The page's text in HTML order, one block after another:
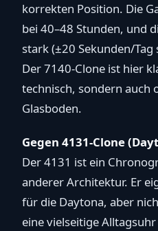
korrekten Position. Die
bei 40–48 Stunden, und
stark (±20 Sekunden/
Der 7140-Clone ist hier
technisch, sondern auch
Glasboden.
Gegen 4131-Clone
Der 4131 ist ein
anderer Architektur. Er
für die Daytona, aber
eine vielseitige